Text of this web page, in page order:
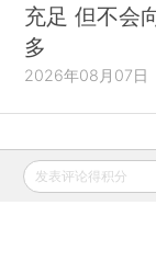
充足 但不会
多
2026年08月07日
财新移动
发表评论得积分